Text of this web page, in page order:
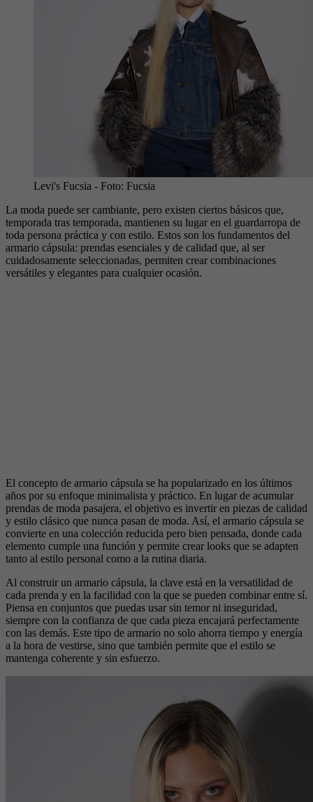
Levi's Fucsia - Foto: Fucsia
La moda puede ser cambiante, pero existen ciertos básicos que,
temporada tras temporada, mantienen su lugar en el guardarropa de
toda persona práctica y con estilo. Estos son los fundamentos del
armario cápsula: prendas esenciales y de calidad que, al ser
cuidadosamente seleccionadas, permiten crear combinaciones
versátiles y elegantes para cualquier ocasión.
El concepto de armario cápsula se ha popularizado en los últimos
años por su enfoque minimalista y práctico. En lugar de acumular
prendas de moda pasajera, el objetivo es invertir en piezas de calidad
y estilo clásico que nunca pasan de moda. Así, el armario cápsula se
convierte en una colección reducida pero bien pensada, donde cada
elemento cumple una función y permite crear looks que se adapten
tanto al estilo personal como a la rutina diaria.
Al construir un armario cápsula, la clave está en la versatilidad de
cada prenda y en la facilidad con la que se pueden combinar entre sí.
Piensa en conjuntos que puedas usar sin temor ni inseguridad,
siempre con la confianza de que cada pieza encajará perfectamente
con las demás. Este tipo de armario no solo ahorra tiempo y energía
a la hora de vestirse, sino que también permite que el estilo se
mantenga coherente y sin esfuerzo.